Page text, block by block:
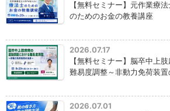
【無料セミナー】元作業療
のためのお金の教養講座
2026.07.17
【無料セミナー】脳卒中上
難易度調整～非動力免荷装置
2026.07.01